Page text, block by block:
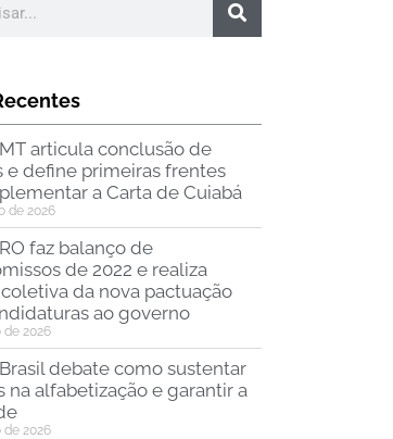
articula conclusão de
e define primeiras frentes
a Carta de Cuiabá
de 2026
faz balanço de
de 2022 e realiza
da nova pactuação
ao governo
de 2026
debate como sustentar
na alfabetização e garantir a
de 2026